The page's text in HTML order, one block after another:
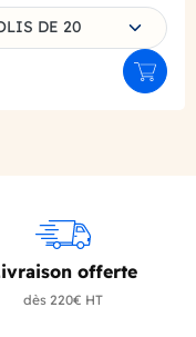
une déclinaison
DE 20
offerte
dès 220€ HT